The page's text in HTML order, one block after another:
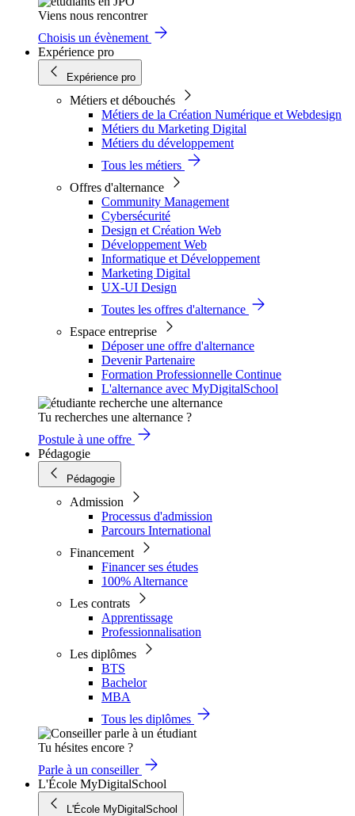
Viens nous rencontrer
Choisis un évènement
Expérience pro
Expérience pro
Métiers et débouchés
Métiers de la Création Numérique et Webdesign
Métiers du Marketing Digital
Métiers du développement
Tous les métiers
Offres d'alternance
Community Management
Cybersécurité
Design et Création Web
Développement Web
Informatique et Développement
Marketing Digital
UX-UI Design
Toutes les offres d'alternance
Espace entreprise
Déposer une offre d'alternance
Devenir Partenaire
Formation Professionnelle Continue
L'alternance avec MyDigitalSchool
Tu recherches une alternance ?
Postule à une offre
Pédagogie
Pédagogie
Admission
Processus d'admission
Parcours International
Financement
Financer ses études
100% Alternance
Les contrats
Apprentissage
Professionnalisation
Les diplômes
BTS
Bachelor
MBA
Tous les diplômes
Tu hésites encore ?
Parle à un conseiller
L'École MyDigitalSchool
L'École MyDigitalSchool